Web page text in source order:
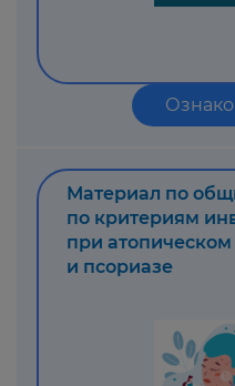
Материал по
по критериям
при
и псориазе